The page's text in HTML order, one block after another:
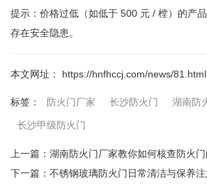
提示：价格过低（如低于 500 元 / 樘）的产
存在安全隐患。
本文网址： https://hnfhccj.com/news/81.html
标签： 防火门厂家 长沙防火门 湖南防
长沙甲级防火门
上一篇： 湖南防火门厂家教你如何核查防火
下一篇： 不锈钢玻璃防火门日常清洁与保养注